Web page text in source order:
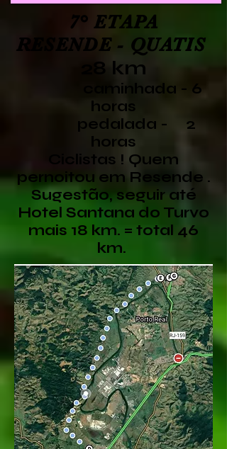
7° ETAPA
RESENDE - QUATIS
28 km
caminhada - 6
horas
pedalada - 2
horas
Ciclistas ! Quem
pernoitou em Resende .
Sugestão, seguir até
Hotel Santana do Turvo
mais 18 km. = total 46
km.